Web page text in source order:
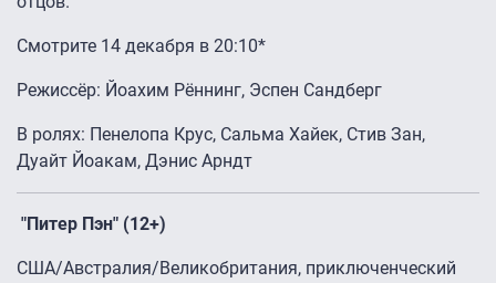
Смотрите 14 декабря в 20:10*
Режиссёр: Йоахим Рённинг, Эспен Сандберг
В ролях: Пенелопа Крус, Сальма Хайек, Стив Зан,
Дуайт Йоакам, Дэнис Арндт
"Питер Пэн" (12+)
США/Aвстралия/Bеликобритания, приключенческий